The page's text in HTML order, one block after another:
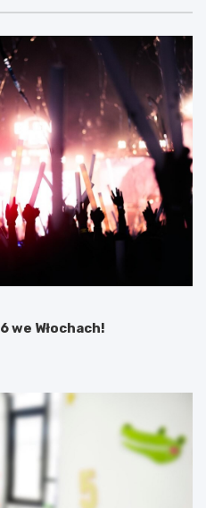
we Włochach!